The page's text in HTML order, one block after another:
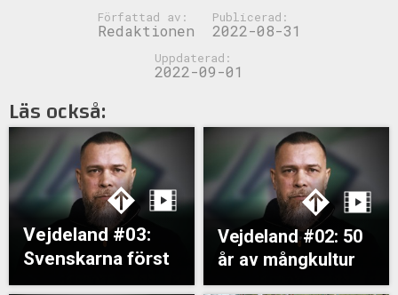
Författad av:
Redaktionen
Publicerad:
2022-08-31
Uppdaterad:
2022-09-01
Läs också:
Vejdeland #03:
Svenskarna först
Vejdeland #02: 50
år av mångkultur